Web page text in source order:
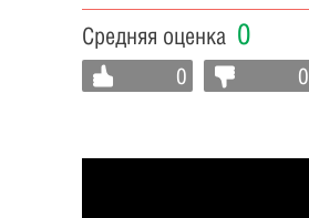
Средняя оценка 0
0 0